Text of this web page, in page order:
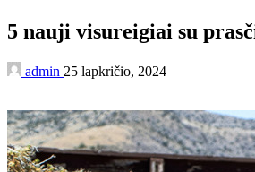
5 nauji visureigiai su
admin 25 lapkričio, 2024